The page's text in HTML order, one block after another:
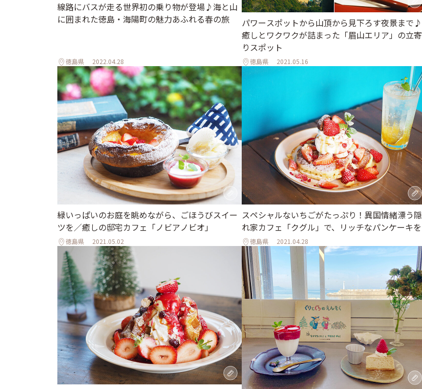
線路にバスが走る世界初の乗り物が登場♪海と山
に囲まれた徳島・海陽町の魅力あふれる春の旅
徳島県 2022.04.28
パワースポットから山頂から見下ろす夜景まで♪
癒しとワクワクが詰まった「眉山エリア」の立寄
りスポット
徳島県 2021.05.16
緑いっぱいのお庭を眺めながら、ごほうびスイー
ツを／癒しの邸宅カフェ「ノビアノビオ」
徳島県 2021.05.02
スペシャルないちごがたっぷり！異国情緒漂う隠
れ家カフェ「クグル」で、リッチなパンケーキを
徳島県 2021.04.28